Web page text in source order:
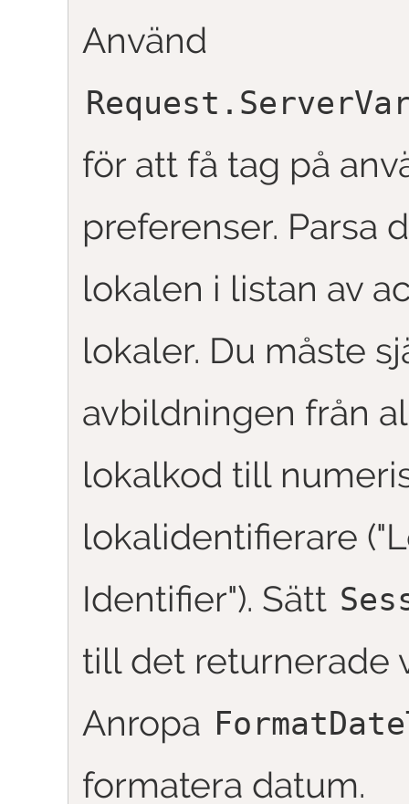
Använd
Request .
för att få tag på
preferenser. Parsa
lokalen i listan av
lokaler. Du måste
avbildningen från
lokalkod till
lokalidentifierare ("
Identifier"). Sätt
till det returnerade
Anropa
formatera datum.